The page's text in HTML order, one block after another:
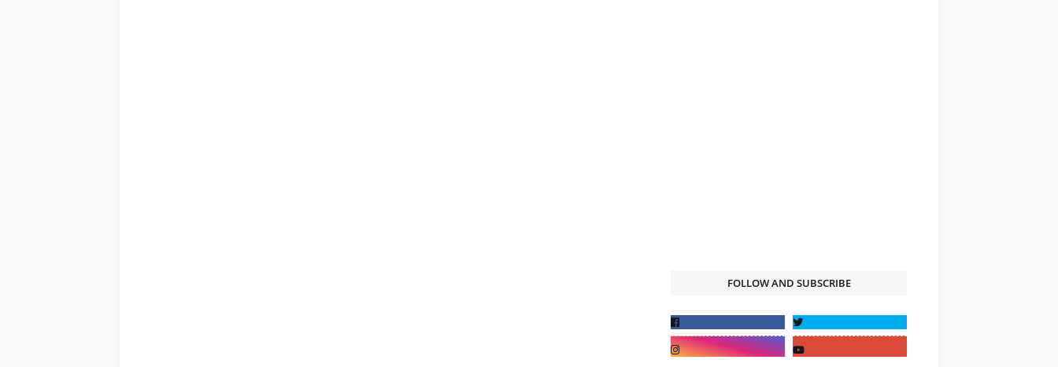
FOLLOW AND SUBSCRIBE